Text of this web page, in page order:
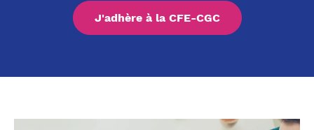
J'adhère à la CFE-CGC